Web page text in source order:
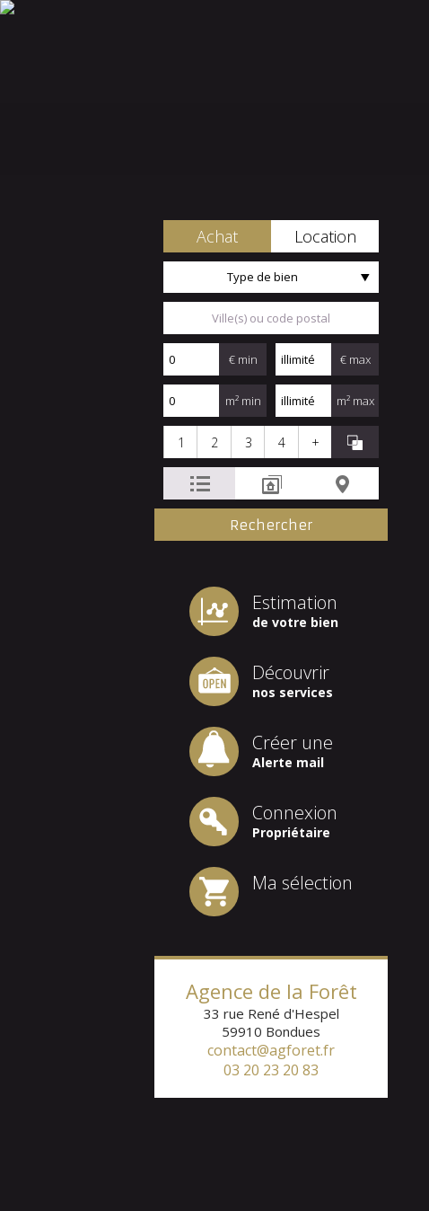
Achat Location
Type de bien
€ min € max
m² min m² max
1 2 3 4 +
Estimation
de votre bien
Découvrir
nos services
Créer une
Alerte mail
Connexion
Propriétaire
Ma sélection
Agence de la Forêt
33 rue René d'Hespel
59910 Bondues
contact@agforet.fr
03 20 23 20 83